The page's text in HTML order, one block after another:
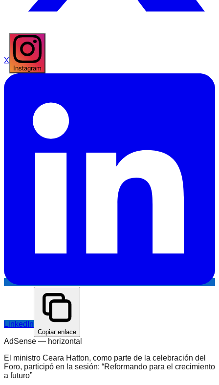
X
Instagram
LinkedIn
Copiar enlace
AdSense — horizontal
El ministro Ceara Hatton, como parte de la celebración del
Foro, participó en la sesión: “Reformando para el crecimiento
a futuro”